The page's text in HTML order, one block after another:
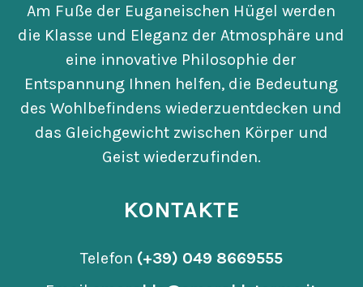
Am Fuße der Euganeischen Hügel werden
die Klasse und Eleganz der Atmosphäre und
eine innovative Philosophie der
Entspannung Ihnen helfen, die Bedeutung
des Wohlbefindens wiederzuentdecken und
das Gleichgewicht zwischen Körper und
Geist wiederzufinden.
KONTAKTE
Telefon (+39) 049 8669555